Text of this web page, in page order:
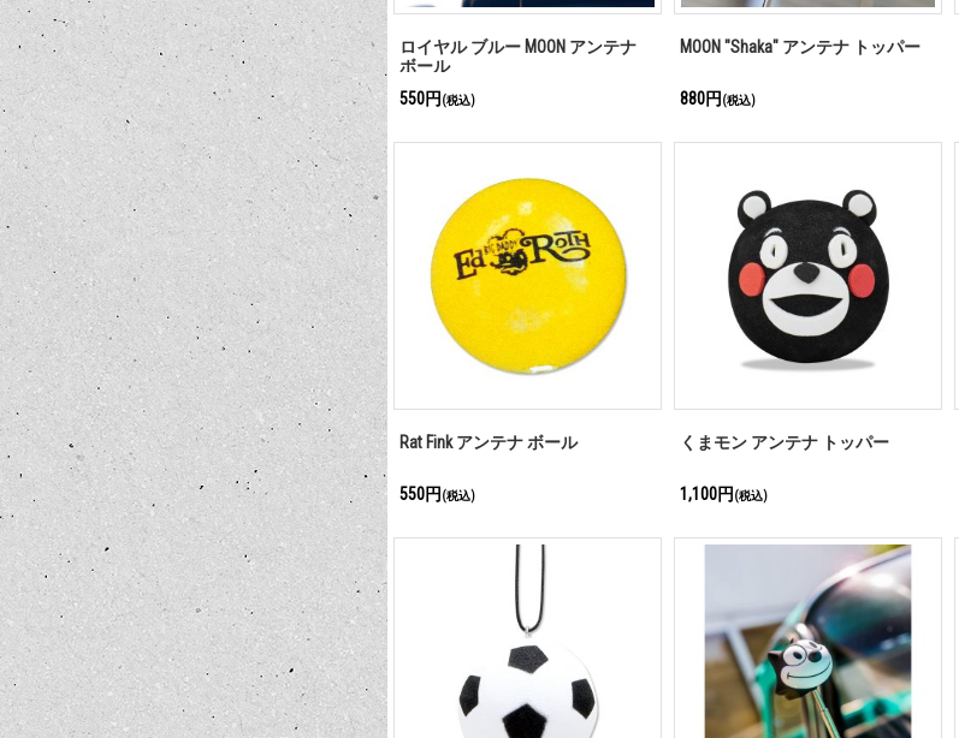
ロイヤル ブルー MOON アンテナ
ボール
550円 (税込)
MOON "Shaka" アンテナ トッパー
880円 (税込)
Rat Fink アンテナ ボール
550円 (税込)
くまモン アンテナ トッパー
1,100円 (税込)